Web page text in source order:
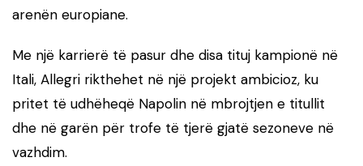
arenën europiane.
Me një karrierë të pasur dhe disa tituj kampionë në
Itali, Allegri rikthehet në një projekt ambicioz, ku
pritet të udhëheqë Napolin në mbrojtjen e titullit
dhe në garën për trofe të tjerë gjatë sezoneve në
vazhdim.